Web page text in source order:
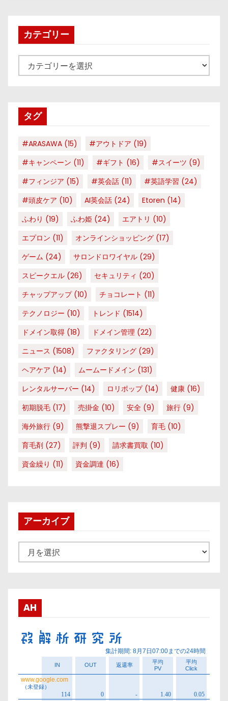
カテゴリー
テ
ータグ
#ARASAWA (15) #アウトドア (19)
#キャンペーン (11) #ギフト (16) #スイーツ (9)
#フィンジア (15) #英会話 (11) #英語学習 (24)
#頭皮ケア (10) AI英会話 (24) Etoren (14)
ふわり (19) ふわ姫 (24) エアトリ (10)
エプロン (11) オンラインショッピング (17)
ゲーム (24) サロンドロワイヤル (29)
スピークエル (26) セキュリティ (20)
チャップアップ(10) チョコレート (11)
テクノロジー (10) トレンド (1514)
ドメイン取得 (18) ドメイン管理 (22)
ニュース (1508) ファクタリング (29)
ヘアケア (14) ムームードメイン (131)
レンタルサーバー (14) ロリポップ(14) 健康 (16)
初期脱毛 (17) 売掛金 (10) 安全 (9) 旅行 (9)
海外旅行 (9) 熊撃退スプレー (9) 育毛 (10)
育毛剤 (27) 評判 (9) 請求書買取 (10)
資金繰り (11) 資金調達 (16)
アーカイブ
ー
ブ
AH